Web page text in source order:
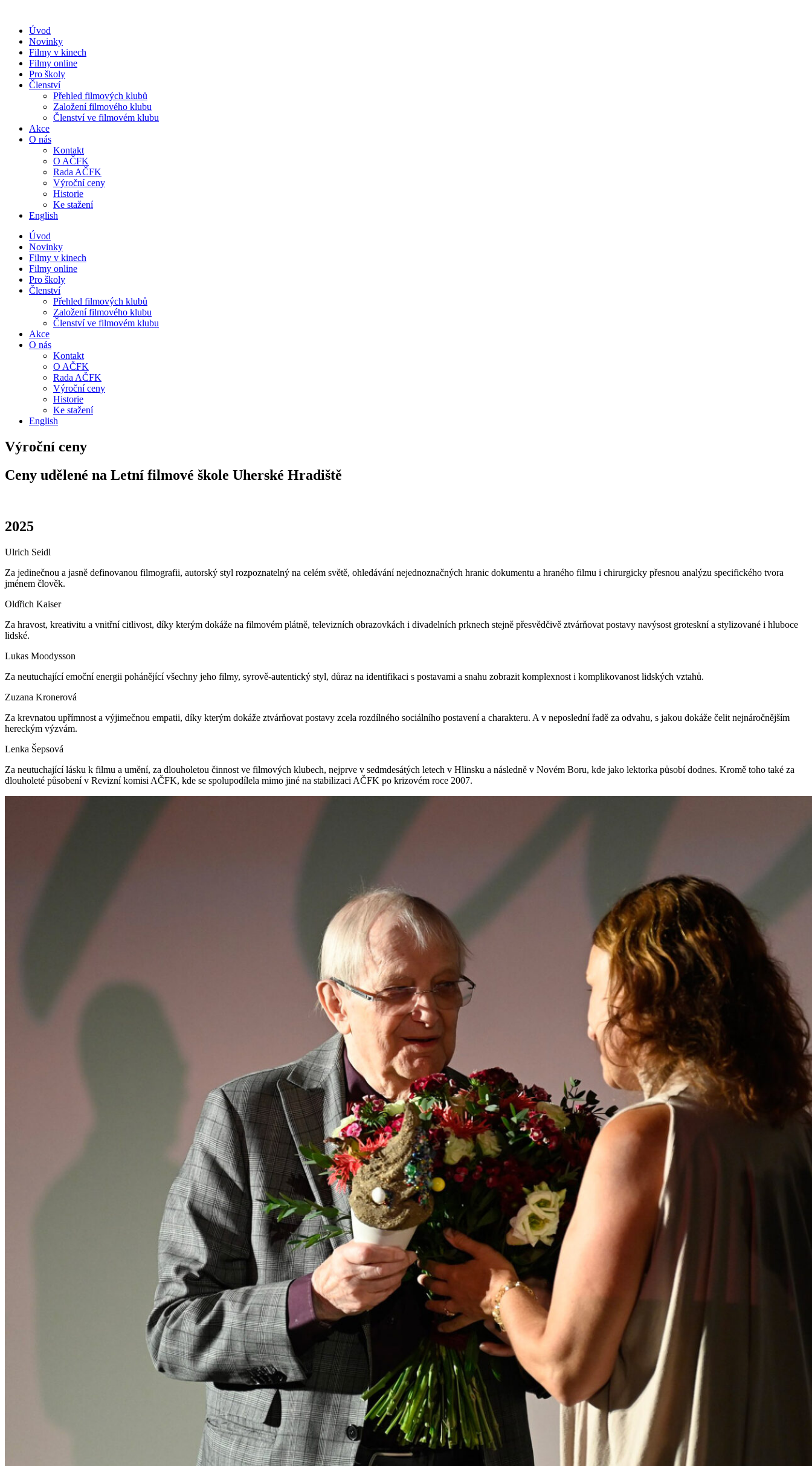
obsahuÚvod
Novinky
Filmy v kinech
Filmy online
Pro školy
Členství
Přehled filmových klubů
Založení filmového klubu
Členství ve filmovém klubu
Akce
O nás
Kontakt
O AČFK
Rada AČFK
Výroční ceny
Historie
Ke stažení
English
Úvod
Novinky
Filmy v kinech
Filmy online
Pro školy
Členství
Přehled filmových klubů
Založení filmového klubu
Členství ve filmovém klubu
Akce
O nás
Kontakt
O AČFK
Rada AČFK
Výroční ceny
Historie
Ke stažení
English
Výroční ceny
Ceny udělené na Letní filmové škole Uherské Hradiště
2025
Ulrich Seidl
Za jedinečnou a jasně definovanou filmografii, autorský styl rozpoznatelný na celém světě, ohledávání nejednoznačných hranic dokumentu a hraného filmu i chirurgicky přesnou analýzu specifického tvora
jménem člověk.
Oldřich Kaiser
Za hravost, kreativitu a vnitřní citlivost, díky kterým dokáže na filmovém plátně, televizních obrazovkách i divadelních prknech stejně přesvědčivě ztvárňovat postavy navýsost groteskní a stylizované i hluboce
lidské.
Lukas Moodysson
Za neutuchající emoční energii pohánějící všechny jeho filmy, syrově-autentický styl, důraz na identifikaci s postavami a snahu zobrazit komplexnost i komplikovanost lidských vztahů.
Zuzana Kronerová
Za krevnatou upřímnost a výjimečnou empatii, díky kterým dokáže ztvárňovat postavy zcela rozdílného sociálního postavení a charakteru. A v neposlední řadě za odvahu, s jakou dokáže čelit nejnáročnějším
hereckým výzvám.
Lenka Šepsová
Za neutuchající lásku k filmu a umění, za dlouholetou činnost ve filmových klubech, nejprve v sedmdesátých letech v Hlinsku a následně v Novém Boru, kde jako lektorka působí dodnes. Kromě toho také za
dlouholeté působení v Revizní komisi AČFK, kde se spolupodílela mimo jiné na stabilizaci AČFK po krizovém roce 2007.